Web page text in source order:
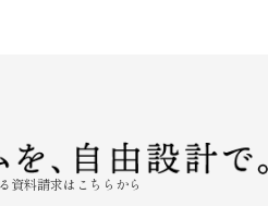
資料請求はこちらから